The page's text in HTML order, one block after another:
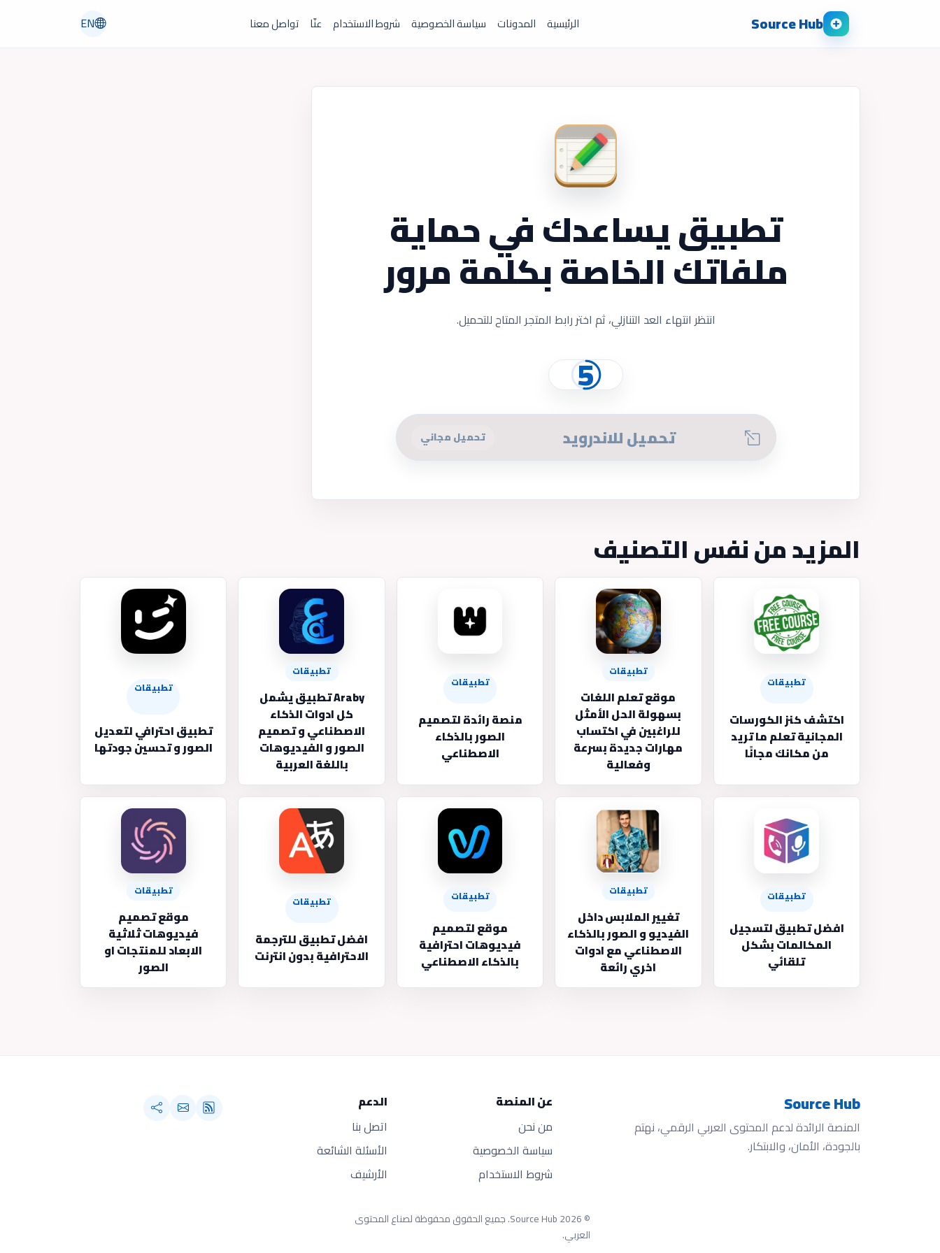
Source Hub الرئيسية المدونات سياسة الخصوصية شروط الاستخدام عنّا تواصل معنا EN
تطبيق يساعدك في حماية
ملفاتك الخاصة بكلمة مرور
انتظر انتهاء العد التنازلي، ثم اختر رابط المتجر المتاح للتحميل.
5
تحميل للاندرويد تحميل مجاني
المزيد من نفس التصنيف
تطبيقات
اكتشف كنز الكورسات
المجانية تعلم ما تريد
من مكانك مجانًا
تطبيقات
موقع تعلم اللغات
بسهولة الحل الأمثل
للراغبين في اكتساب
مهارات جديدة بسرعة
وفعالية
تطبيقات
منصة رائدة لتصميم
الصور بالذكاء
الاصطناعي
تطبيقات
Araby تطبيق يشمل
كل ادوات الذكاء
الاصطناعي و تصميم
الصور و الفيديوهات
باللغة العربية
تطبيقات
تطبيق احترافي لتعديل
الصور و تحسين جودتها
تطبيقات
افضل تطبيق لتسجيل
المكالمات بشكل
تلقائي
تطبيقات
تغيير الملابس داخل
الفيديو و الصور بالذكاء
الاصطناعي مع ادوات
اخري رائعة
تطبيقات
موقع لتصميم
فيديوهات احترافية
بالذكاء الاصطناعي
تطبيقات
افضل تطبيق للترجمة
الاحترافية بدون انترنت
تطبيقات
موقع تصميم
فيديوهات ثلاثية
الابعاد للمنتجات او
الصور
Source Hub
المنصة الرائدة لدعم المحتوى العربي الرقمي، نهتم
بالجودة، الأمان، والابتكار.
عن المنصة
من نحن
سياسة الخصوصية
شروط الاستخدام
الدعم
اتصل بنا
الأسئلة الشائعة
الأرشيف
© 2026 Source Hub.
جميع الحقوق محفوظة لصناع المحتوى
العربي.